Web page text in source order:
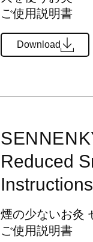
ご使用説明書
Download
Reduced
Instructions
煙の少ないお灸
ご使用説明書